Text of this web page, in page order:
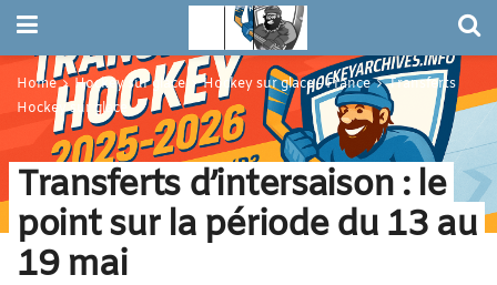
Home Hockey sur glace Hockey sur glace - France
Transferts
Hockey sur glace
Transferts d’intersaison : le
point sur la période du 13 au
19 mai